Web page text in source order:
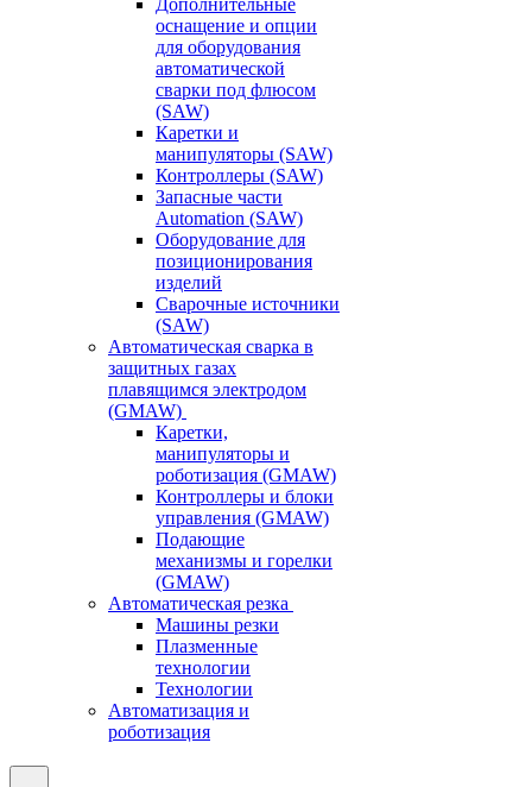
Дополнительные
оснащение и опции
для оборудования
автоматической
сварки под флюсом
(SAW)
Каретки и
манипуляторы (SAW)
Контроллеры (SAW)
Запасные части
Automation (SAW)
Оборудование для
позиционирования
изделий
Сварочные источники
(SAW)
Автоматическая сварка в
защитных газах
плавящимся электродом
(GMAW)
Каретки,
манипуляторы и
роботизация (GMAW)
Контроллеры и блоки
управления (GMAW)
Подающие
механизмы и горелки
(GMAW)
Автоматическая резка
Машины резки
Плазменные
технологии
Технологии
Автоматизация и
роботизация